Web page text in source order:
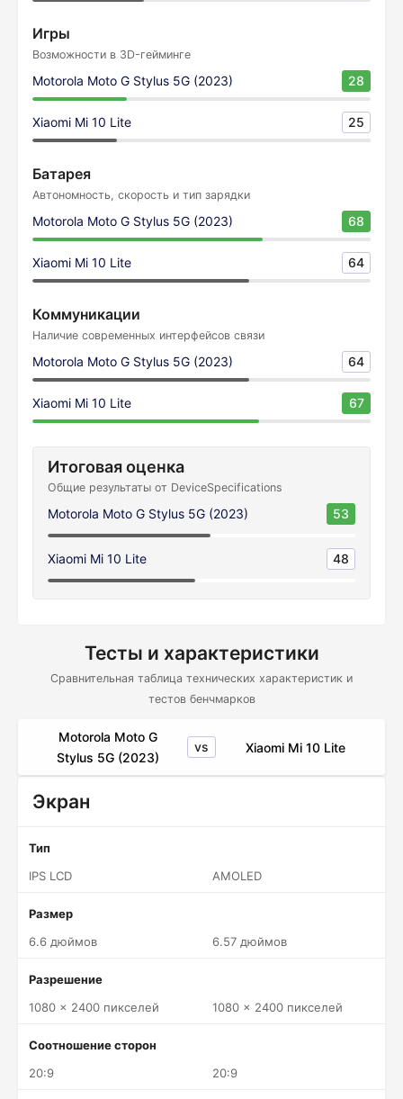
Игры
Возможности в 3D-гейминге
Motorola Moto G Stylus 5G (2023) 28
Xiaomi Mi 10 Lite 25
Батарея
Автономность, скорость и тип зарядки
Motorola Moto G Stylus 5G (2023) 68
Xiaomi Mi 10 Lite 64
Коммуникации
Наличие современных интерфейсов связи
Motorola Moto G Stylus 5G (2023) 64
Xiaomi Mi 10 Lite 67
Итоговая оценка
Общие результаты от DeviceSpecifications
Motorola Moto G Stylus 5G (2023) 53
Xiaomi Mi 10 Lite 48
Тесты и характеристики
Сравнительная таблица технических характеристик и
тестов бенчмарков
Motorola Moto G
Stylus 5G (2023)
vs Xiaomi Mi 10 Lite
Экран
Тип
IPS LCD
AMOLED
Размер
6.6 дюймов
6.57 дюймов
Разрешение
1080 x 2400 пикселей
1080 x 2400 пикселей
Соотношение сторон
20:9
20:9